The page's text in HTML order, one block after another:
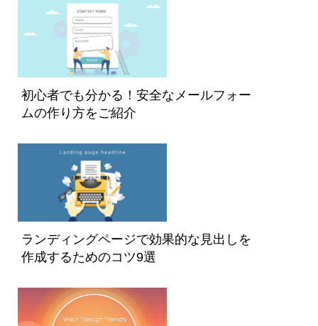
初心者でも分かる！安全なメールフォー
ムの作り方をご紹介
ランディングページで効果的な見出しを
作成するためのコツ9選